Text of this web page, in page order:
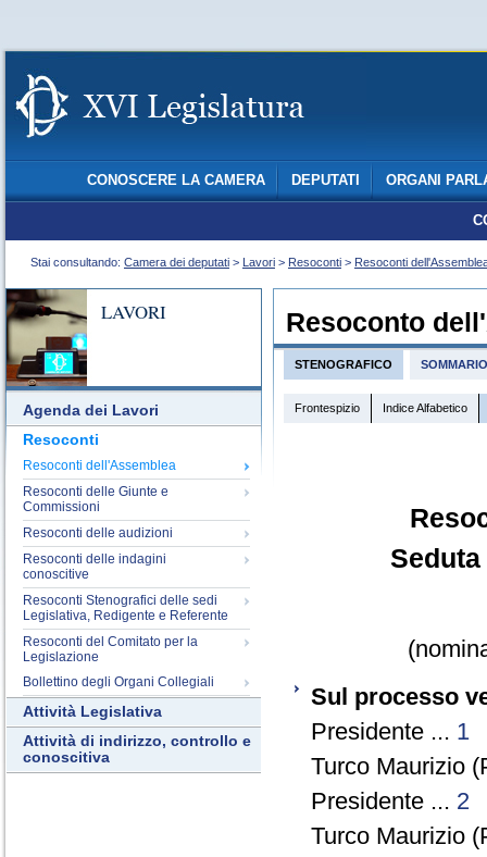
CONOSCERE LA CAMERA DEPUTATI ORGANI
Stai consultando: Camera dei deputati > Lavori > Resoconti > Resoconti
LAVORI
Agenda dei Lavori
Resoconti
Resoconti dell'Assemblea
Resoconti delle Giunte e
Commissioni
Resoconti delle audizioni
Resoconti delle indagini
conoscitive
Resoconti Stenografici delle sedi
Legislativa, Redigente e Referente
Resoconti del Comitato per la
Legislazione
Bollettino degli Organi Collegiali
Attività Legislativa
Attività di indirizzo, controllo e
conoscitiva
Resoconto
STENOGRAFICO SOMMARIO
Frontespizio Indice Alfabetico
Sul processo
Presidente ... 1
Turco Maurizio
Presidente ... 2
Turco Maurizio